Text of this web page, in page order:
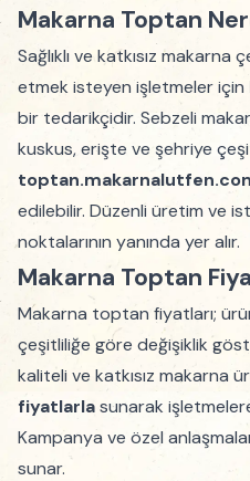
Makarna Toptan
Sağlıklı ve katkısız
etmek isteyen işletmeler için
bir tedarikçidir. Sebzeli
kuskus, erişte ve şehriye
edilebilir. Düzenli üretim ve
noktalarının yanında yer alır.
Makarna Toptan
Makarna toptan fiyatları;
çeşitliliğe göre değişiklik
kaliteli ve katkısız makarna
fiyatlarlasunarak
Kampanya ve özel
sunar.